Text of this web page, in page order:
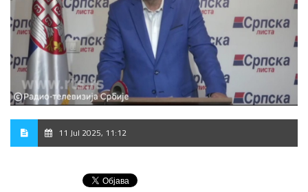
11 Jul 2025, 11:12